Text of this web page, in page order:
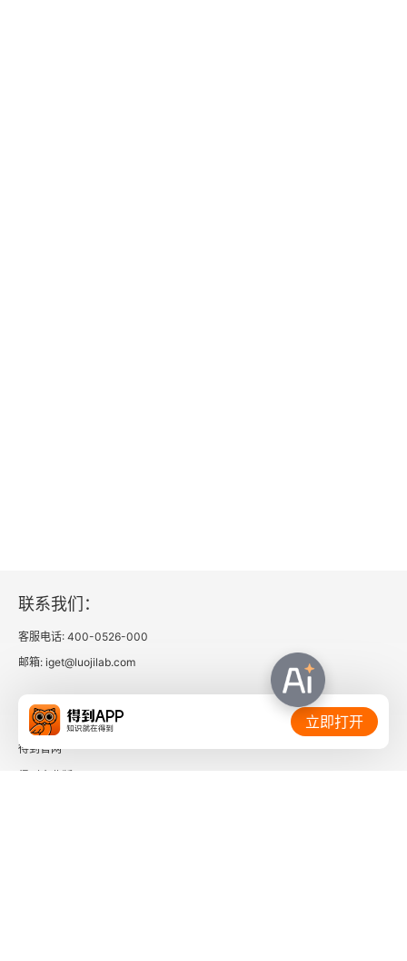
联系我们：
客服电话: 400-0526-000
邮箱: iget@luojilab.com
相关链接：
得到官网
立即打开